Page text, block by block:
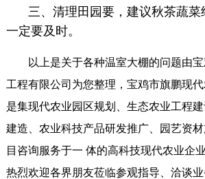
三、清理田园要，建议秋茶蔬
一定要及时。
以上是关于各种温室大棚的问题由
工程有限公司为您整理，宝鸡市旗鹏现
是集现代农业园区规划、生态农业工程
建造、农业科技产品研发推广、园艺资
目咨询服务于一 体的高科技现代农业企业
热烈欢迎各界朋友莅临参观指导、洽谈